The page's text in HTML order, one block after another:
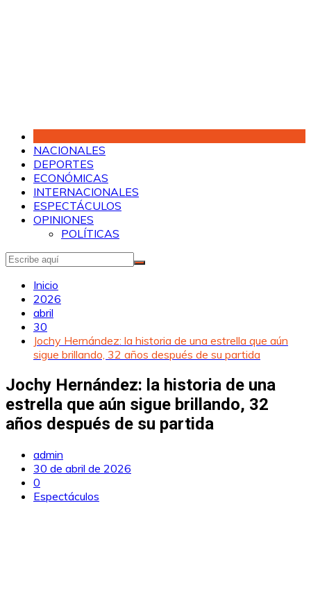
NACIONALES
DEPORTES
ECONÓMICAS
INTERNACIONALES
ESPECTÁCULOS
OPINIONES
POLÍTICAS
Inicio
2026
abril
30
Jochy Hernández: la historia de una estrella que aún
sigue brillando, 32 años después de su partida
Jochy Hernández: la historia de una
estrella que aún sigue brillando, 32
años después de su partida
admin
30 de abril de 2026
0
Espectáculos